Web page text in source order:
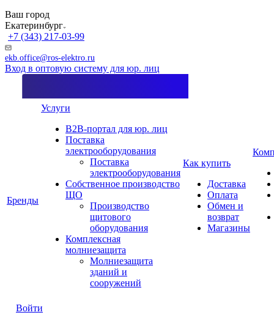
Ваш город
Екатеринбург
+7 (343) 217-03-99
ekb.office@ros-elektro.ru
Вход в оптовую систему для юр. лиц
Бренды
Услуги
B2B-портал для юр. лиц
Поставка
электрооборудования
Поставка
электрооборудования
Собственное производство
ЩО
Производство
щитового
оборудования
Комплексная
молниезащита
Молниезащита
зданий и
сооружений
Как купить
Доставка
Оплата
Обмен и
возврат
Магазины
Войти